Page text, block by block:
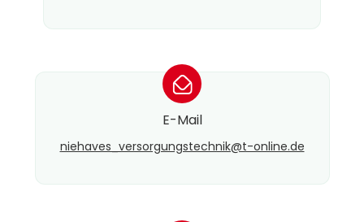
*
E-Mail
niehaves_versorgungstechnik@​t-online.de